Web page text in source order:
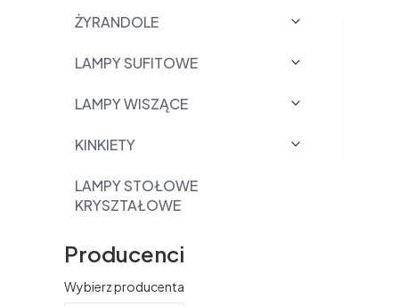
ŻYRANDOLE
LAMPY SUFITOWE
LAMPY WISZĄCE
KINKIETY
LAMPY STOŁOWE
KRYSZTAŁOWE
Producenci
Wybierz producenta